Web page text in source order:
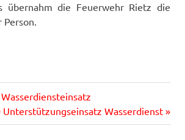
übernahm die Feuerwehr Rietz die
Person.
Unterstützungseinsatz Wasserdienst